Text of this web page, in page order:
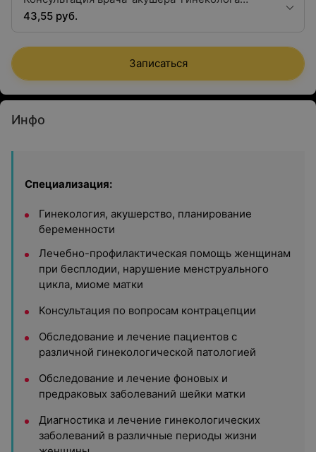
второй квалификационной категории
43,55 руб.
Записаться
Инфо
Специализация:
Гинекология, акушерство, планирование
беременности
Лечебно-профилактическая помощь женщинам
при бесплодии, нарушение менструального
цикла, миоме матки
Консультация по вопросам контрацепции
Обследование и лечение пациентов с
различной гинекологической патологией
Обследование и лечение фоновых и
предраковых заболеваний шейки матки
Диагностика и лечение гинекологических
заболеваний в различные периоды жизни